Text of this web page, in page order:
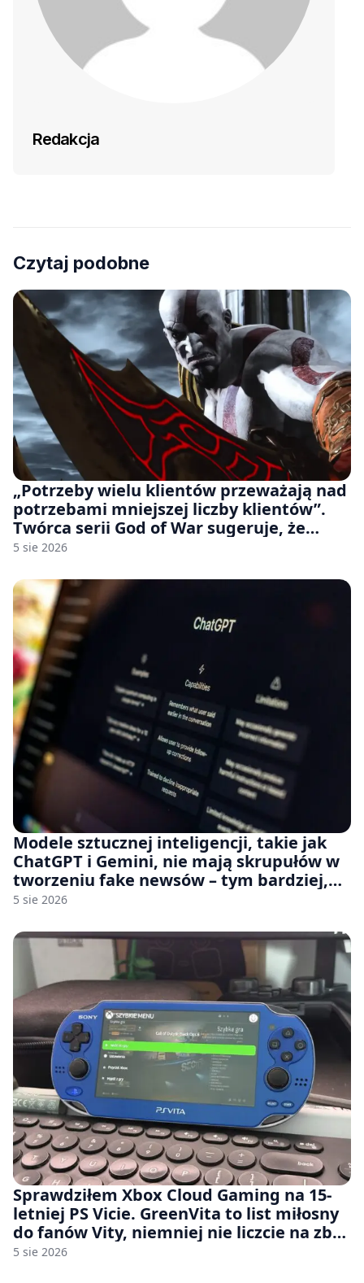
Redakcja
Czytaj podobne
„Potrzeby wielu klientów przeważają nad
potrzebami mniejszej liczby klientów”.
Twórca serii God of War sugeruje, że
rozumie, dlaczego Sony rezygnuje z gier
5 sie 2026
Modele sztucznej inteligencji, takie jak
ChatGPT i Gemini, nie mają skrupułów w
tworzeniu fake newsów – tym bardziej,
jeśli rozmawiasz z nimi po polsku
5 sie 2026
Sprawdziłem Xbox Cloud Gaming na 15-
letniej PS Vicie. GreenVita to list miłosny
do fanów Vity, niemniej nie liczcie na zbyt
wiele [FELIETON]
5 sie 2026